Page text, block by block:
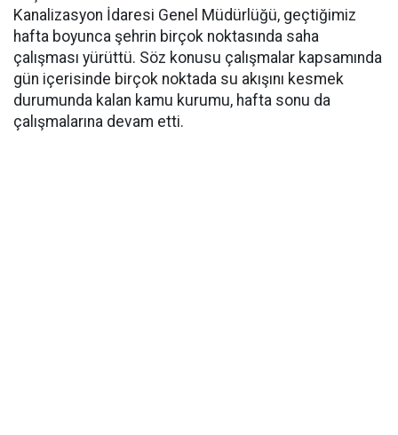
Kanalizasyon İdaresi Genel Müdürlüğü, geçtiğimiz
hafta boyunca şehrin birçok noktasında saha
çalışması yürüttü. Söz konusu çalışmalar kapsamında
gün içerisinde birçok noktada su akışını kesmek
durumunda kalan kamu kurumu, hafta sonu da
çalışmalarına devam etti.